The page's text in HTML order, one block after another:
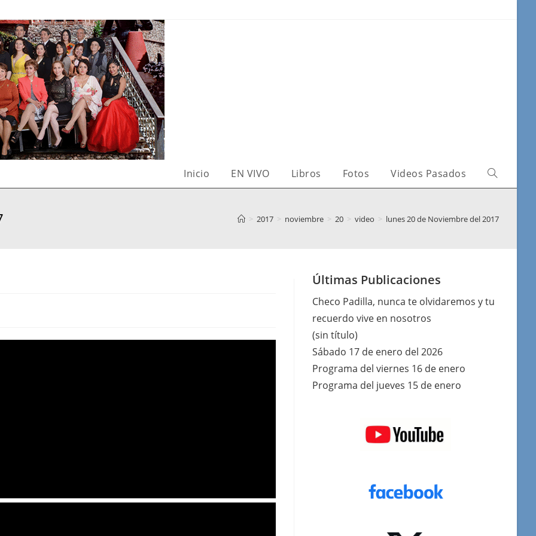
Inicio EN VIVO Libros Fotos Videos Pasados
> 2017 > noviembre > 20 > video > lunes 20 de Noviembre del 2017
Últimas Publicaciones
Checo Padilla, nunca te olvidaremos y tu
recuerdo vive en nosotros
(sin título)
Sábado 17 de enero del 2026
Programa del viernes 16 de enero
Programa del jueves 15 de enero